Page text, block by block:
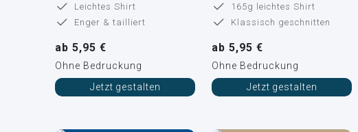
Leichtes Shirt
Enger & tailliert
ab 5,95 €
Ohne Bedruckung
Jetzt gestalten
165g leichtes Shirt
Klassisch geschnitten
ab 5,95 €
Ohne Bedruckung
Jetzt gestalten